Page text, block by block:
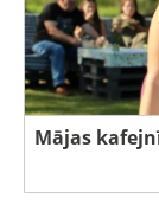
Mājas